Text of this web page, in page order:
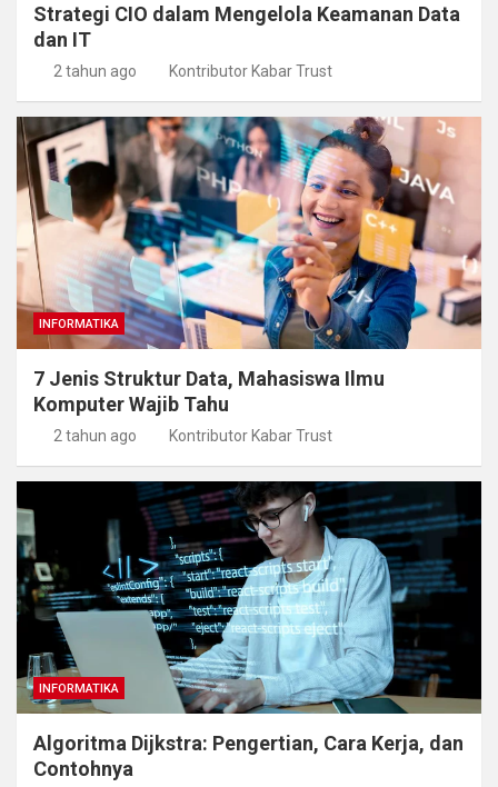
Strategi CIO dalam Mengelola Keamanan Data
dan IT
2 tahun ago Kontributor Kabar Trust
INFORMATIKA
7 Jenis Struktur Data, Mahasiswa Ilmu
Komputer Wajib Tahu
2 tahun ago Kontributor Kabar Trust
INFORMATIKA
Algoritma Dijkstra: Pengertian, Cara Kerja, dan
Contohnya